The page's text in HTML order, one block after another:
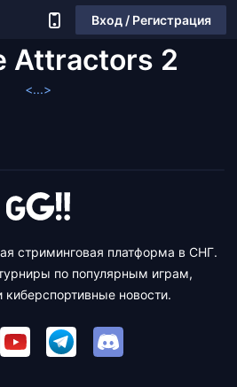
Вход / Регистрация
Attractors 2
<...>
стриминговая платформа в СНГ.
по популярным играм,
киберспортивные новости.